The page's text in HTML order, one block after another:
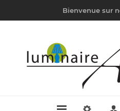
Bienvenue sur